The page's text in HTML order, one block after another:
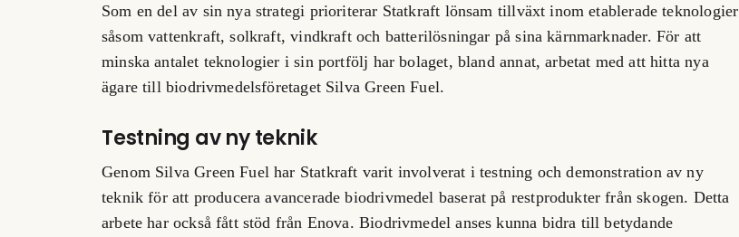
Som en del av sin nya strategi prioriterar Statkraft lönsam tillväxt inom etablerade teknologier
såsom vattenkraft, solkraft, vindkraft och batterilösningar på sina kärnmarknader. För att
minska antalet teknologier i sin portfölj har bolaget, bland annat, arbetat med att hitta nya
ägare till biodrivmedelsföretaget Silva Green Fuel.
Testning av ny teknik
Genom Silva Green Fuel har Statkraft varit involverat i testning och demonstration av ny
teknik för att producera avancerade biodrivmedel baserat på restprodukter från skogen. Detta
arbete har också fått stöd från Enova. Biodrivmedel anses kunna bidra till betydande